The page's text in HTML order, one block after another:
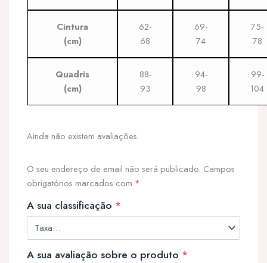
Cintura
(cm)
62-
68
69-
74
75-
78
Quadris
(cm)
88-
93
94-
98
99-
104
Ainda não existem avaliações.
O seu endereço de email não será publicado. Campos
obrigatórios marcados com *
A sua classificação *
A sua avaliação sobre o produto *